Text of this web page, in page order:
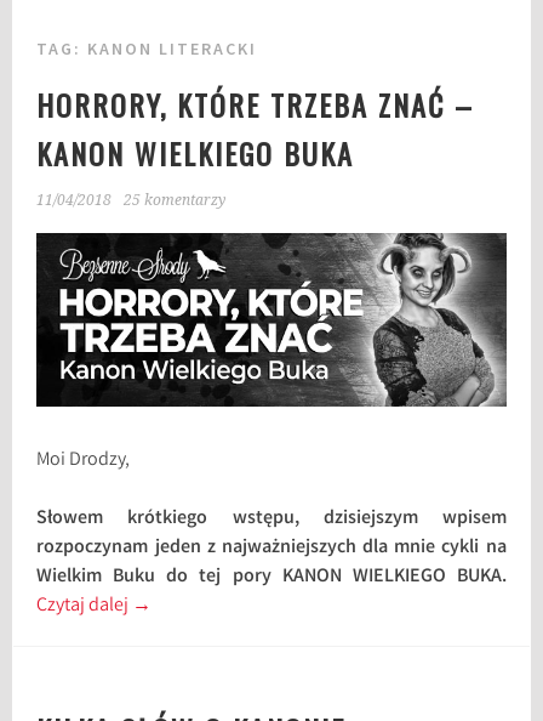
TAG: KANON LITERACKI
HORRORY, KTÓRE TRZEBA ZNAĆ –
KANON WIELKIEGO BUKA
11/04/2018 25 komentarzy
Moi Drodzy,
Słowem krótkiego wstępu, dzisiejszym wpisem
rozpoczynam jeden z najważniejszych dla mnie cykli na
Wielkim Buku do tej pory KANON WIELKIEGO BUKA.
Czytaj dalej →